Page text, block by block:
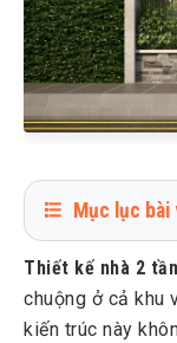
Mục lục bài
2
Phương án
2.1
Phương
Thiết kế nhà 2
chuộng ở cả khu
kiến trúc này